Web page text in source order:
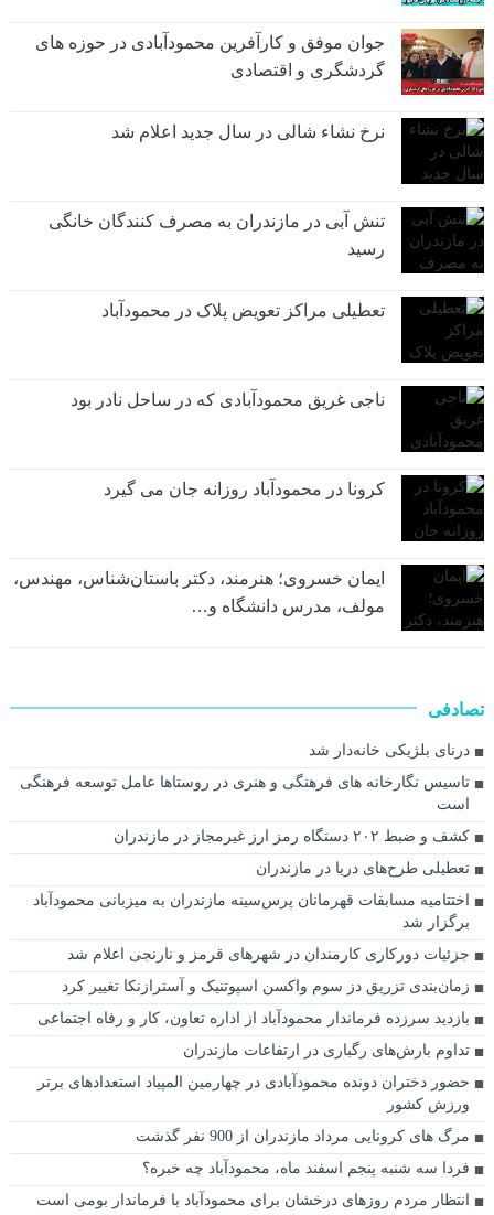
جوان موفق و کارآفرین محمودآبادی در حوزه های
گردشگری و اقتصادی
نرخ نشاء شالی در سال جدید اعلام شد
تنش آبی در مازندران به مصرف كنندگان خانگی
رسيد
تعطیلی مراکز تعویض پلاک در محمودآباد
ناجی غریق محمودآبادی که در ساحل نادر بود
کرونا در محمودآباد روزانه جان می گیرد
ایمان خسروی؛ هنرمند، دکتر باستان‌شناس، مهندس،
مولف، مدرس دانشگاه و…
تصادفی
درنای بلژیکی خانه‌دار شد
تاسیس نگارخانه های فرهنگی و هنری در روستاها عامل توسعه فرهنگی
است
کشف و ضبط ۲۰۲ دستگاه رمز ارز غیرمجاز در مازندران
تعطیلی طرح‌های دریا در مازندران
اختتامیه مسابقات قهرمانان پرس‌سینه مازندران به میزبانی محمودآباد
برگزار شد
جزئیات دورکاری کارمندان در شهرهای قرمز و نارنجی اعلام شد
زمان‌بندی تزریق دز سوم واکسن اسپوتنیک و آسترازنکا تغییر کرد
بازدید سرزده فرماندار محمودآباد از اداره تعاون، کار و رفاه اجتماعی
تداوم بارش‌های رگباری در ارتفاعات مازندران
حضور دختران دونده محمودآبادی در چهارمین المپیاد استعدادهای برتر
ورزش کشور
مرگ های کرونایی مرداد مازندران از 900 نفر گذشت
فردا سه شنبه پنجم اسفند ماه، محمودآباد چه خبره؟
انتظار مردم روزهای درخشان برای محمودآباد با فرماندار بومی است